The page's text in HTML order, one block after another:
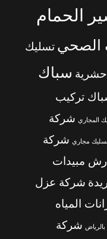
الحمام
الصحي تسليك
سباك
تركيب
المجاري شركة
مجاري شركة
مبيدات
شركة عزل
المياه
شركة